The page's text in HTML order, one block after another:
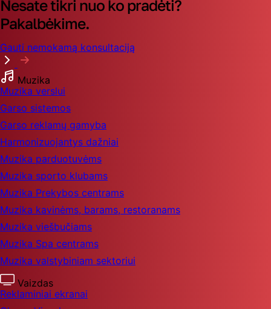
Nesate tikri nuo ko pradėti?
Pakalbėkime.
Gauti nemokamą konsultaciją
Muzika
Muzika verslui
Garso sistemos
Garso reklamų gamyba
Harmonizuojantys dažniai
Muzika parduotuvėms
Muzika sporto klubams
Muzika Prekybos centrams
Muzika kavinėms, barams, restoranams
Muzika viešbučiams
Muzika Spa centrams
Muzika valstybiniam sektoriui
Vaizdas
Reklaminiai ekranai